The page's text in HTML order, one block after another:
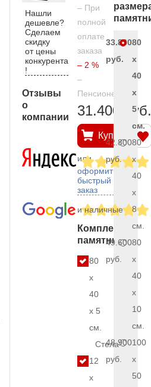
Нашли
дешевле?
Сделаем
скидку
от цены
конкурента
!
Отзывы
о
компании
– При
полной
оплате
заказа
– 2 %
–
Пенсионерам
31.400 руб.
Купить
или
оформить
быстрый
заказ
и наличные
Комплект
памятника
80
x
40
x 5
см.
Стела
12
x
33.800
руб.
80
x
40
x
5
см.
42.800
руб.
80
x
40
x
8
см.
49.600
руб.
80
x
40
x
10
см.
48.900
руб.
100
x
50